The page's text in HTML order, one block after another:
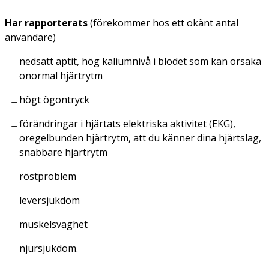
Har rapporterats(förekommer hos ett okänt antal
användare)
nedsatt aptit, hög kaliumnivå i blodet som kan orsaka
onormal hjärtrytm
högt ögontryck
förändringar i hjärtats elektriska aktivitet (EKG),
oregelbunden hjärtrytm, att du känner dina hjärtslag,
snabbare hjärtrytm
röstproblem
leversjukdom
muskelsvaghet
njursjukdom.